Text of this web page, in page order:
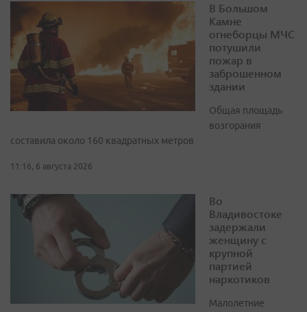
В Большом
Камне
огнеборцы МЧС
потушили
пожар в
заброшенном
здании
Общая площадь
возгорания
составила около 160 квадратных метров
11:16, 6 августа 2026
Во
Владивостоке
задержали
женщину с
крупной
партией
наркотиков
Малолетние